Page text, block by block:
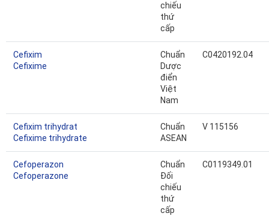
chiếu
thứ
cấp
Cefixim
Cefixime
Chuẩn
Dược
điển
Việt
Nam
C0420192.04
Cefixim trihydrat
Cefixime trihydrate
Chuẩn
ASEAN
V 115156
Cefoperazon
Cefoperazone
Chuẩn
Đối
chiếu
thứ
cấp
C0119349.01